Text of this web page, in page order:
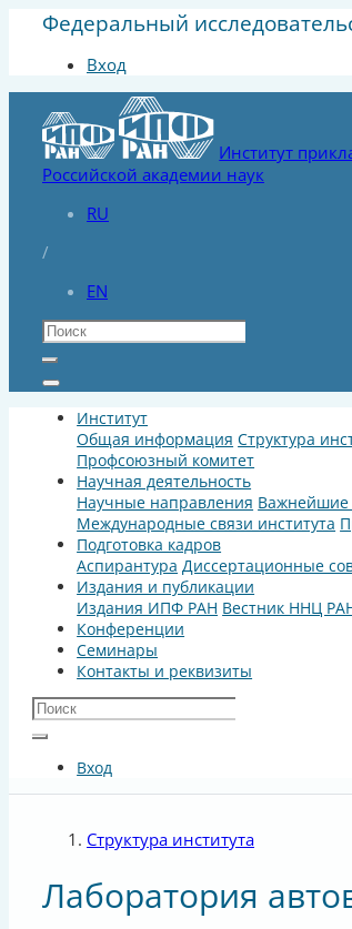
Федеральный
Вход
Институт
Российской академии наук
RU
/
EN
Институт
Общая информация Структура
Профсоюзный комитет
Научная деятельность
Научные направления Важнейшие
Международные связи института
Подготовка кадров
Аспирантура Диссертационные
Издания и публикации
Издания ИПФ РАН Вестник ННЦ
Конференции
Семинары
Контакты и реквизиты
Вход
Структура института
Лаборатория